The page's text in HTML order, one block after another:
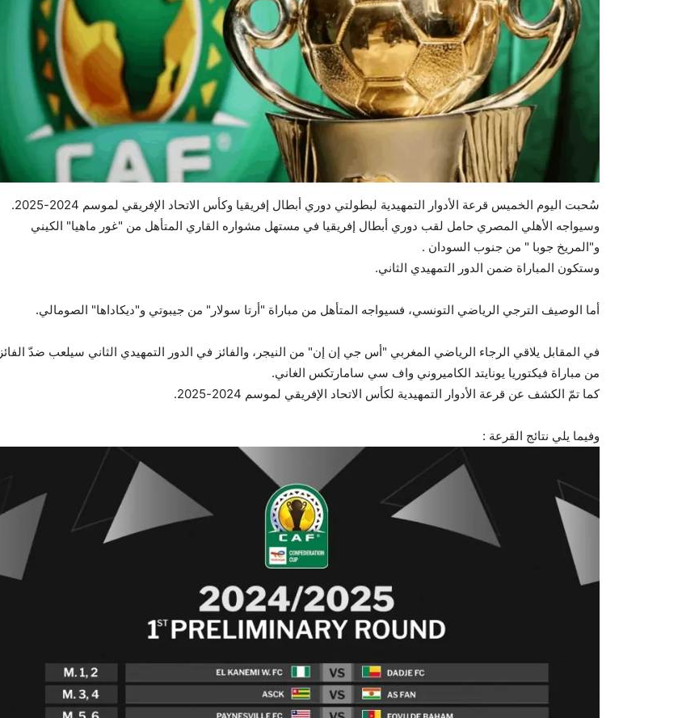
سُحبت اليوم الخميس قرعة الأدوار التمهيدية لبطولتي دوري أبطال إفريقيا وكأس الاتحاد الإفريقي لموسم 2024-2025.
وسيواجه الأهلي المصري حامل لقب دوري أبطال إفريقيا في مستهل مشواره القاري المتأهل من "غور ماهيا" الكيني
و"المريخ جوبا " من جنوب السودان .
وستكون المباراة ضمن الدور التمهيدي الثاني.
أما الوصيف الترجي الرياضي التونسي، فسيواجه المتأهل من مباراة "أرتا سولار" من جيبوتي و"ديكاداها" الصومالي.
في المقابل يلاقي الرجاء الرياضي المغربي "أس جي إن إن" من النيجر ، والفائز في الدور التمهيدي الثاني سيلعب ضدّ الفائز
من مباراة فيكتوريا يونايتد الكاميروني واف سي سامارتكس الغاني.
كما تمّ الكشف عن قرعة الأدوار التمهيدية لكأس الاتحاد الإفريقي لموسم 2024-2025.
وفيما يلي نتائج القرعة :